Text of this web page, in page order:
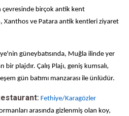
çevresinde birçok antik kent
Xanthos ve Patara antik kentleri ziyaret
güneybatısında, Muğla ilinde yer
plajdır. Çalış Plajı, geniş kumsalı,
gün batımı manzarası ile ünlüdür.
Fethiye/Karagözler
arasında gizlenmiş olan koy,